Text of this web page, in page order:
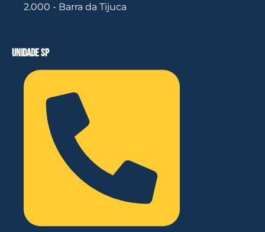
2.000 - Barra da Tijuca
unidade sp